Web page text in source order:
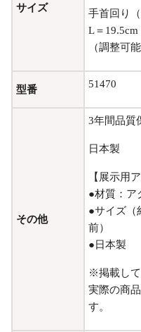
サイズ
手首回り
L＝19.5cm
（調整可
型番 51470
その他
3年間品質
日本製
【展示用
●材質：ア
●サイズ（
前）
●日本製
※掲載して
実際の商
す。